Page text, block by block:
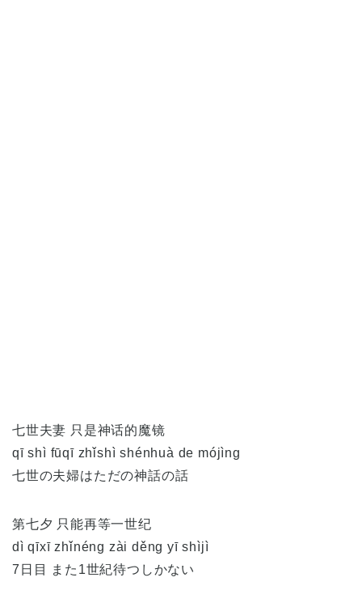
七世夫妻 只是神话的魔镜
qī shì fūqī zhǐshì shénhuà de mójìng
七世の夫婦はただの神話の話
第七夕 只能再等一世纪
dì qīxī zhǐnéng zài děng yī shìjì
7日目 また1世紀待つしかない